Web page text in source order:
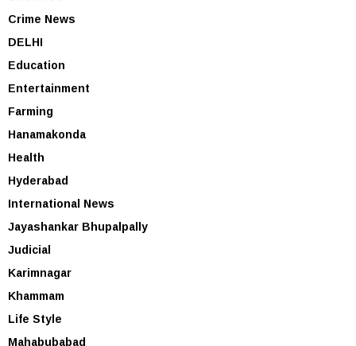
Crime News
DELHI
Education
Entertainment
Farming
Hanamakonda
Health
Hyderabad
International News
Jayashankar Bhupalpally
Judicial
Karimnagar
Khammam
Life Style
Mahabubabad